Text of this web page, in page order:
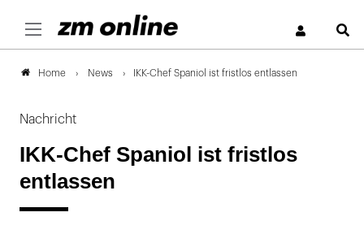
Home News IKK-Chef Spaniol ist fristlos entlassen
Nachricht
IKK-Chef Spaniol ist fristlos
entlassen